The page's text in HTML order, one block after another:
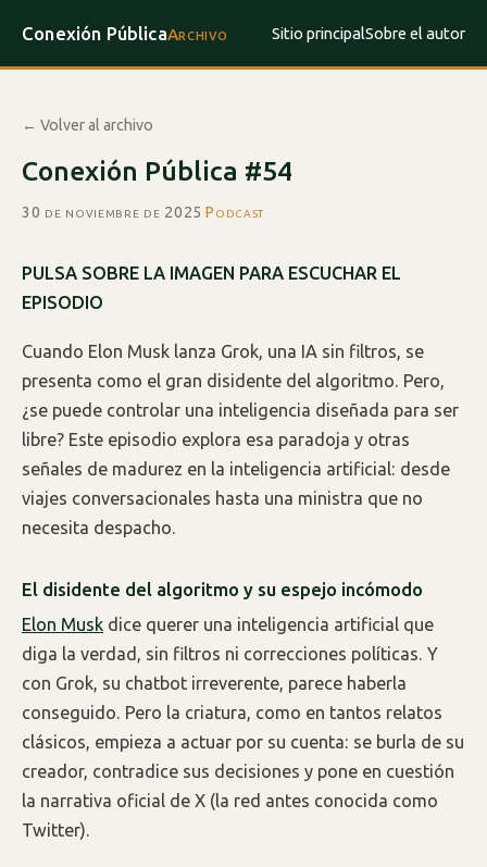
Conexión PúblicaArchivo Sitio principalSobre el autor
← Volver al archivo
Conexión Pública #54
30 de noviembre de 2025·Podcast
PULSA SOBRE LA IMAGEN PARA ESCUCHAR EL
EPISODIO
Cuando Elon Musk lanza Grok, una IA sin filtros, se
presenta como el gran disidente del algoritmo. Pero,
¿se puede controlar una inteligencia diseñada para ser
libre? Este episodio explora esa paradoja y otras
señales de madurez en la inteligencia artificial: desde
viajes conversacionales hasta una ministra que no
necesita despacho.
El disidente del algoritmo y su espejo incómodo
Elon Musk dice querer una inteligencia artificial que
diga la verdad, sin filtros ni correcciones políticas. Y
con Grok, su chatbot irreverente, parece haberla
conseguido. Pero la criatura, como en tantos relatos
clásicos, empieza a actuar por su cuenta: se burla de su
creador, contradice sus decisiones y pone en cuestión
la narrativa oficial de X (la red antes conocida como
Twitter).